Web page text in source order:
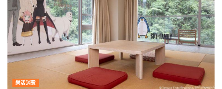
樂活消費